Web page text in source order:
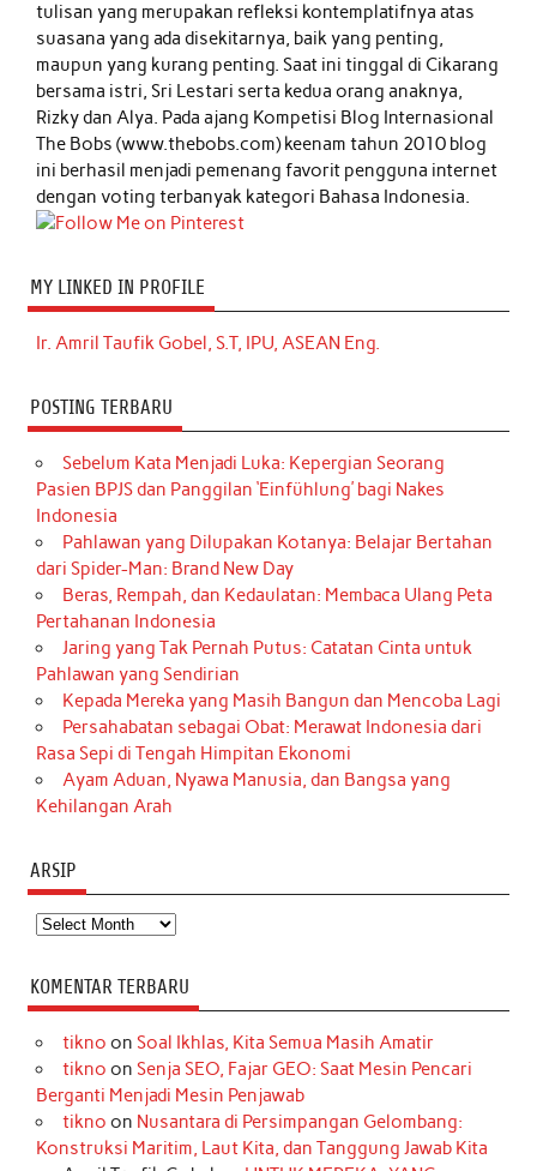
tulisan yang merupakan refleksi kontemplatifnya atas
suasana yang ada disekitarnya, baik yang penting,
maupun yang kurang penting. Saat ini tinggal di Cikarang
bersama istri, Sri Lestari serta kedua orang anaknya,
Rizky dan Alya. Pada ajang Kompetisi Blog Internasional
The Bobs (www.thebobs.com) keenam tahun 2010 blog
ini berhasil menjadi pemenang favorit pengguna internet
dengan voting terbanyak kategori Bahasa Indonesia.
MY LINKED IN PROFILE
Ir. Amril Taufik Gobel, S.T, IPU, ASEAN Eng.
POSTING TERBARU
Sebelum Kata Menjadi Luka: Kepergian Seorang
Pasien BPJS dan Panggilan ‘Einfühlung’ bagi Nakes
Indonesia
Pahlawan yang Dilupakan Kotanya: Belajar Bertahan
dari Spider-Man: Brand New Day
Beras, Rempah, dan Kedaulatan: Membaca Ulang Peta
Pertahanan Indonesia
Jaring yang Tak Pernah Putus: Catatan Cinta untuk
Pahlawan yang Sendirian
Kepada Mereka yang Masih Bangun dan Mencoba Lagi
Persahabatan sebagai Obat: Merawat Indonesia dari
Rasa Sepi di Tengah Himpitan Ekonomi
Ayam Aduan, Nyawa Manusia, dan Bangsa yang
Kehilangan Arah
ARSIP
Arsip
KOMENTAR TERBARU
tikno on Soal Ikhlas, Kita Semua Masih Amatir
tikno on Senja SEO, Fajar GEO: Saat Mesin Pencari
Berganti Menjadi Mesin Penjawab
tikno on Nusantara di Persimpangan Gelombang:
Konstruksi Maritim, Laut Kita, dan Tanggung Jawab Kita